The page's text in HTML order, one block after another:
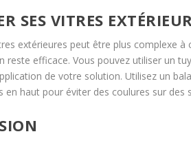
SES VITRES
extérieures peut être plus complexe à
reste efficace. Vous pouvez utiliser un
de votre solution. Utilisez un
en haut pour éviter des coulures sur des